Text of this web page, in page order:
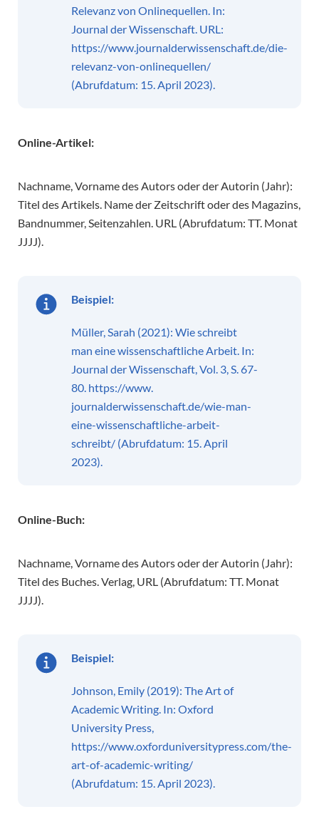
Relevanz von Onlinequellen. In:
Journal der Wissenschaft. URL:
https://www.journalderwissenschaft.de/die-
relevanz-von-onlinequellen/
(Abrufdatum: 15. April 2023).
Online-Artikel:
Nachname, Vorname des Autors oder der Autorin (Jahr):
Titel des Artikels. Name der Zeitschrift oder des Magazins,
Bandnummer, Seitenzahlen. URL (Abrufdatum: TT. Monat
JJJJ).
Beispiel:
Müller, Sarah (2021): Wie schreibt
man eine wissenschaftliche Arbeit. In:
Journal der Wissenschaft, Vol. 3, S. 67-
80. https://www.
journalderwissenschaft.de/wie-man-
eine-wissenschaftliche-arbeit-
schreibt/ (Abrufdatum: 15. April
2023).
Online-Buch:
Nachname, Vorname des Autors oder der Autorin (Jahr):
Titel des Buches. Verlag, URL (Abrufdatum: TT. Monat
JJJJ).
Beispiel:
Johnson, Emily (2019): The Art of
Academic Writing. In: Oxford
University Press,
https://www.oxforduniversitypress.com/the-
art-of-academic-writing/
(Abrufdatum: 15. April 2023).